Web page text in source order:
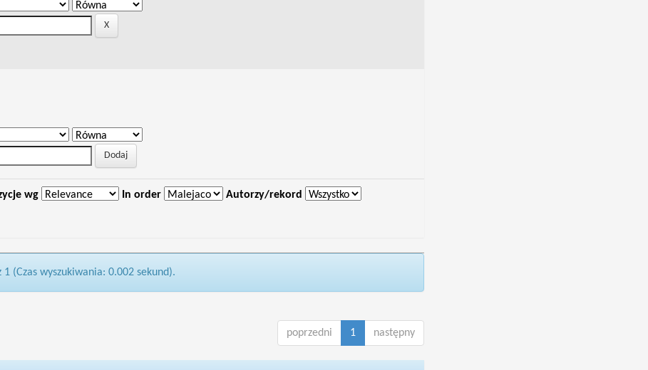
wg In order Autorzy/rekord
1 (Czas wyszukiwania: 0.002 sekund).
poprzedni 1 następny